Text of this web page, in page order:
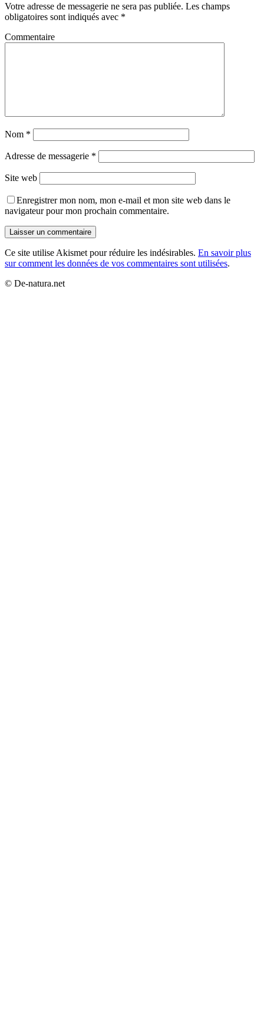
Votre adresse de messagerie ne sera pas publiée. Les champs
obligatoires sont indiqués avec *
Commentaire
Nom *
Adresse de messagerie *
Site web
Enregistrer mon nom, mon e-mail et mon site web dans le
navigateur pour mon prochain commentaire.
Ce site utilise Akismet pour réduire les indésirables. En savoir plus
sur comment les données de vos commentaires sont utilisées.
© De-natura.net